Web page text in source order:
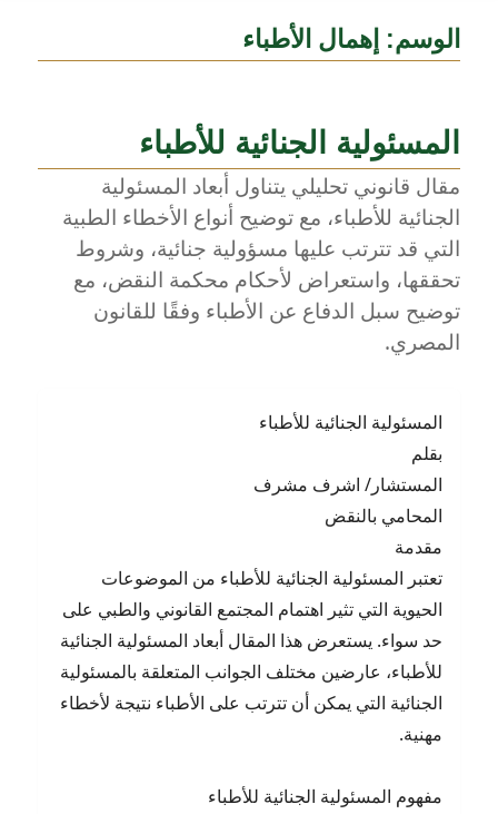
الوسم: إهمال الأطباء
المسئولية الجنائية للأطباء
مقال قانوني تحليلي يتناول أبعاد المسئولية
الجنائية للأطباء، مع توضيح أنواع الأخطاء الطبية
التي قد تترتب عليها مسؤولية جنائية، وشروط
تحققها، واستعراض لأحكام محكمة النقض، مع
توضيح سبل الدفاع عن الأطباء وفقًا للقانون
المصري.
المسئولية الجنائية للأطباء
بقلم
المستشار/ اشرف مشرف
المحامي بالنقض
مقدمة
تعتبر المسئولية الجنائية للأطباء من الموضوعات
الحيوية التي تثير اهتمام المجتمع القانوني والطبي على
حد سواء. يستعرض هذا المقال أبعاد المسئولية الجنائية
للأطباء، عارضين مختلف الجوانب المتعلقة بالمسئولية
الجنائية التي يمكن أن تترتب على الأطباء نتيجة لأخطاء
مهنية.
مفهوم المسئولية الجنائية للأطباء